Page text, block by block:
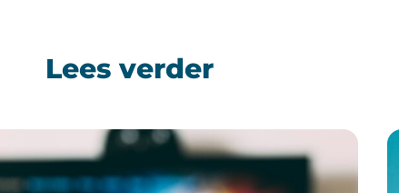
Lees verder